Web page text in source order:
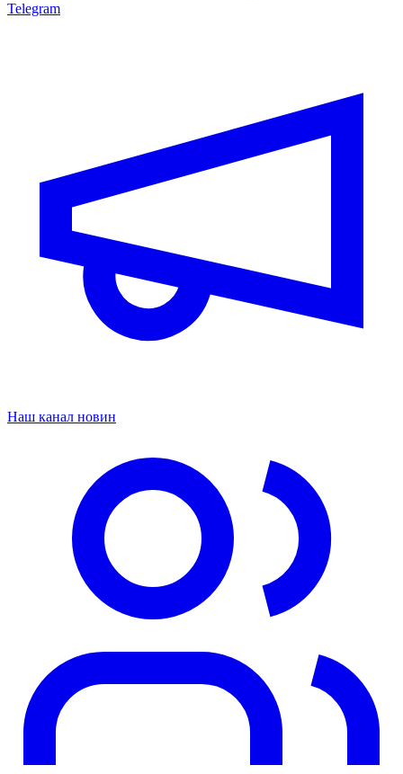
Telegram
Наш канал новин